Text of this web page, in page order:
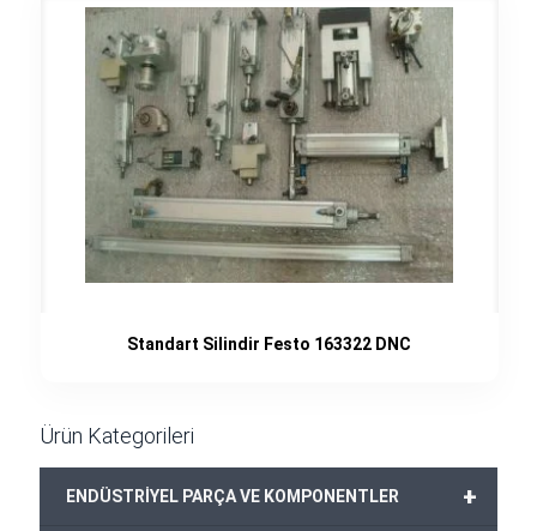
Standart Silindir Festo 163322 DNC
Ürün Kategorileri
+
ENDÜSTRİYEL PARÇA VE KOMPONENTLER